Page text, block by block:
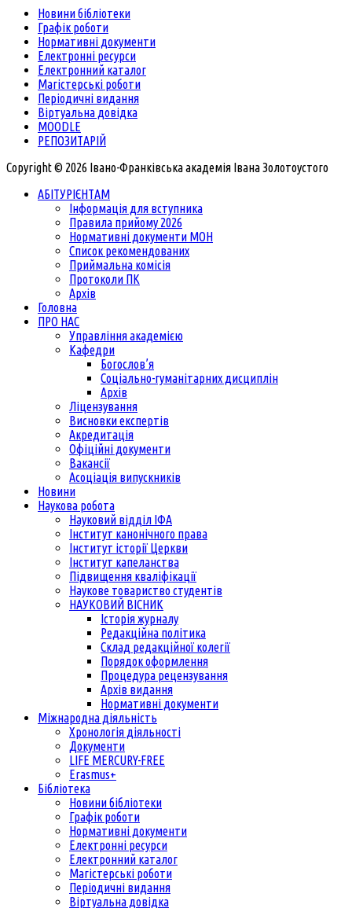
Новини бібліотеки
Графік роботи
Нормативні документи
Електронні ресурси
Електронний каталог
Магістерські роботи
Періодичні видання
Віртуальна довідка
MOODLE
РЕПОЗИТАРІЙ
Copyright © 2026 Івано-Франківська академія Івана Золотоустого
АБІТУРІЄНТАМ
Інформація для вступника
Правила прийому 2026
Нормативні документи МОН
Список рекомендованих
Приймальна комісія
Протоколи ПК
Архів
Головна
ПРО НАС
Управління академією
Кафедри
Богослов’я
Соціально-гуманітарних дисциплін
Архів
Ліцензування
Висновки експертів
Акредитація
Офіційні документи
Вакансії
Асоціація випускників
Новини
Наукова робота
Науковий відділ ІФА
Інститут канонічного права
Інститут історії Церкви
Інститут капеланства
Підвищення кваліфікації
Наукове товариство студентів
НАУКОВИЙ ВІСНИК
Історія журналу
Редакційна політика
Склад редакційної колегії
Порядок оформлення
Процедура рецензування
Архів видання
Нормативні документи
Міжнародна діяльність
Хронологія діяльності
Документи
LIFE MERCURY-FREE
Erasmus+
Бібліотека
Новини бібліотеки
Графік роботи
Нормативні документи
Електронні ресурси
Електронний каталог
Магістерські роботи
Періодичні видання
Віртуальна довідка